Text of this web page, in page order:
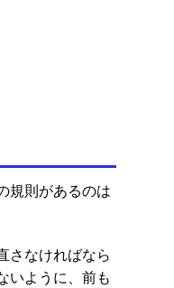
規則があるのは
さなければなら
いように、前も